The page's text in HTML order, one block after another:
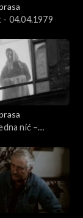
04.04.1979
nić –